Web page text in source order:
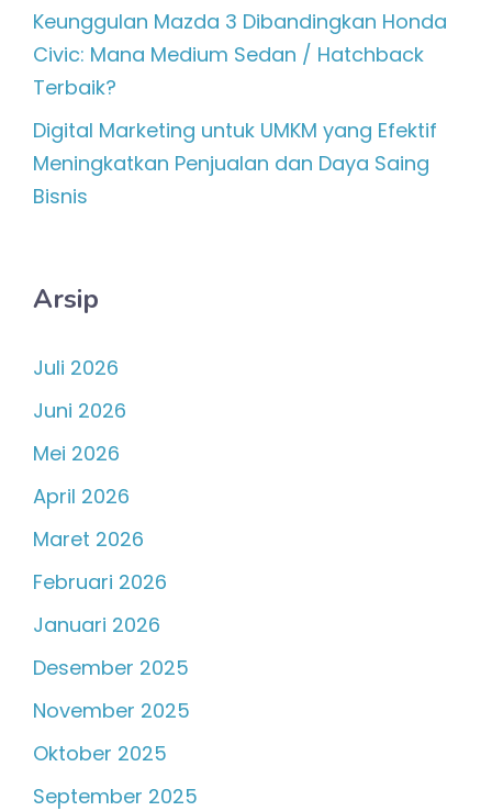
Keunggulan Mazda 3 Dibandingkan Honda
Civic: Mana Medium Sedan / Hatchback
Terbaik?
Digital Marketing untuk UMKM yang Efektif
Meningkatkan Penjualan dan Daya Saing
Bisnis
Arsip
Juli 2026
Juni 2026
Mei 2026
April 2026
Maret 2026
Februari 2026
Januari 2026
Desember 2025
November 2025
Oktober 2025
September 2025